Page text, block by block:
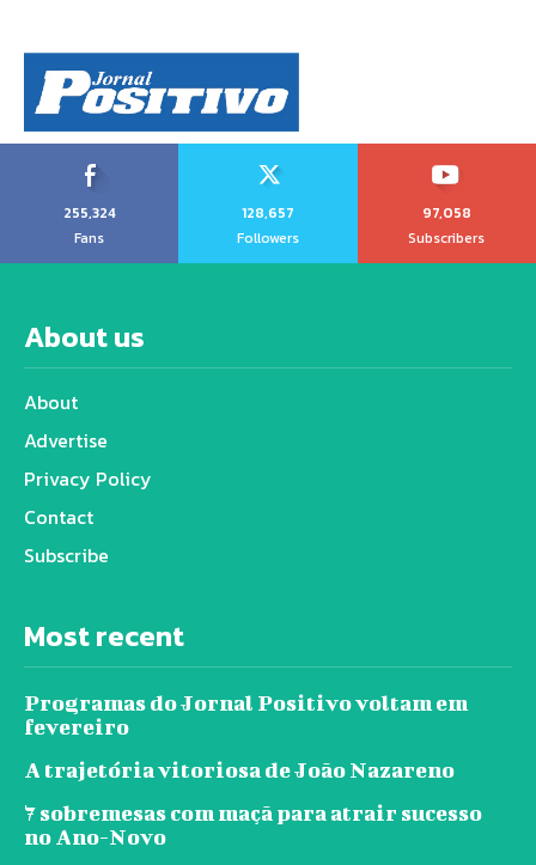
255,324
Fans
128,657
Followers
97,058
Subscribers
About us
About
Advertise
Privacy Policy
Contact
Subscribe
Most recent
Programas do Jornal Positivo voltam em
fevereiro
A trajetória vitoriosa de João Nazareno
7 sobremesas com maçã para atrair sucesso
no Ano-Novo